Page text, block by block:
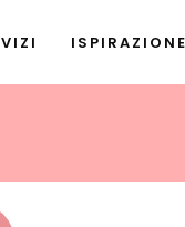
ISPIRAZIONE